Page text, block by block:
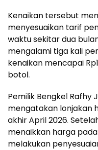
Kenaikan tersebut
menyesuaikan tarif
waktu sekitar dua
mengalami tiga kali
kenaikan mencapai
botol.
Pemilik Bengkel Rafhy
mengatakan lonjakan
akhir April 2026.
menaikkan harga
melakukan